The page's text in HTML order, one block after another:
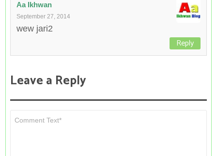
Aa Ikhwan
September 27, 2014
wew jari2
Reply
Leave a Reply